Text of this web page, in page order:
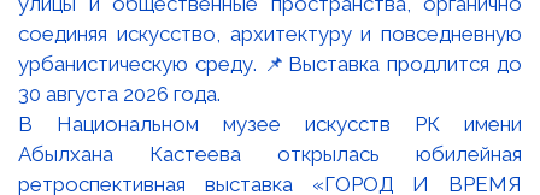
В Национальном музее искусств РК имени
Абылхана Кастеева открылась юбилейная
ретроспективная выставка «ГОРОД И ВРЕМЯ